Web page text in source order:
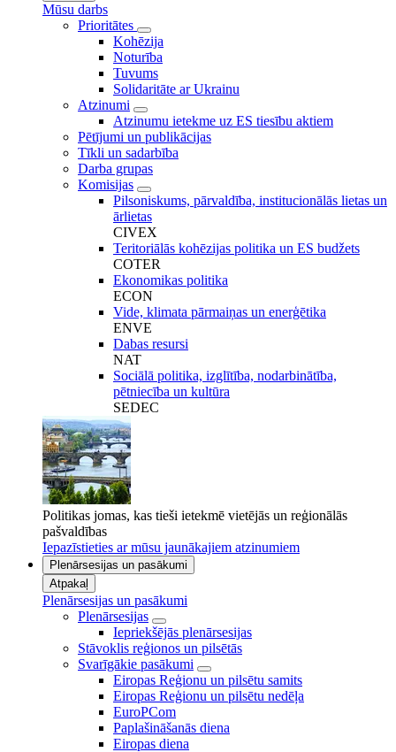
Mūsu darbs
Prioritātes
Kohēzija
Noturība
Tuvums
Solidaritāte ar Ukrainu
Atzinumi
Atzinumu ietekme uz ES tiesību aktiem
Pētījumi un publikācijas
Tīkli un sadarbība
Darba grupas
Komisijas
Pilsoniskums, pārvaldība, institucionālās lietas un
ārlietas
CIVEX
Teritoriālās kohēzijas politika un ES budžets
COTER
Ekonomikas politika
ECON
Vide, klimata pārmaiņas un enerģētika
ENVE
Dabas resursi
NAT
Sociālā politika, izglītība, nodarbinātība,
pētniecība un kultūra
SEDEC
Politikas jomas, kas tieši ietekmē vietējās un reģionālās
pašvaldības
Iepazīstieties ar mūsu jaunākajiem atzinumiem
Plenārsesijas un pasākumi
Atpakaļ
Plenārsesijas un pasākumi
Plenārsesijas
Iepriekšējās plenārsesijas
Stāvoklis reģionos un pilsētās
Svarīgākie pasākumi
Eiropas Reģionu un pilsētu samits
Eiropas Reģionu un pilsētu nedēļa
EuroPCom
Paplašināšanās diena
Eiropas diena